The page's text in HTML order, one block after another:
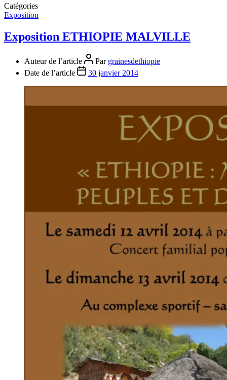
Catégories
Exposition
Exposition ETHIOPIE MALVILLE
Auteur de l’article Par grainesdethiopie
Date de l’article
30 janvier 2014